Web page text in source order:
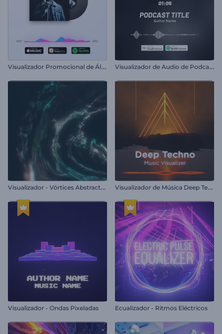
V
isualizador Promocional de Álbum V
isualizador de Audio de Podcast
V
isualizador - Vórtices Abstractos V
isualizador de Música Deep Techno
Visualizador - Ondas Pixeladas Ecualizador - Ritmos Eléctricos